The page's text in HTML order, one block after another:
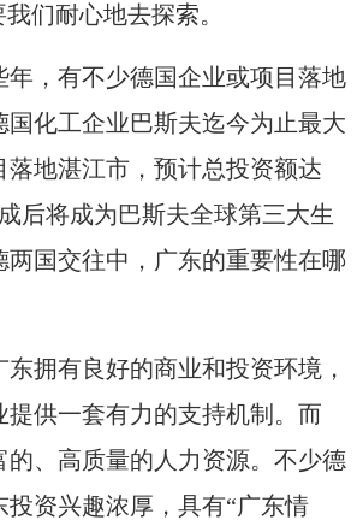
们耐心地去探索。
，有不少德国企业或项目落地
国化工企业巴斯夫迄今为止最大
落地湛江市，预计总投资额达
后将成为巴斯夫全球第三大生
两国交往中，广东的重要性在哪
有良好的商业和投资环境，
提供一套有力的支持机制。而
的、高质量的人力资源。不少德
投资兴趣浓厚，具有“广东情